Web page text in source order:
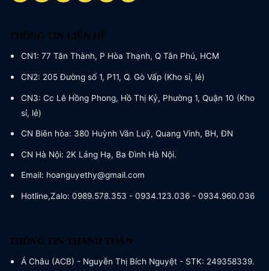
THÔNG TIN LIÊN HỆ
CN1: 77 Tân Thành, P Hòa Thạnh, Q Tân Phú, HCM
CN2: 205 Đường số 1, P11, Q. Gò Vấp (Kho sỉ, lẻ)
CN3: Cc Lê Hồng Phong, Hồ Thị Kỷ, Phường 1, Quận 10 (Kho
sỉ, lẻ)
CN Biên hòa: 380 Huỳnh Văn Luỹ, Quang Vinh, BH, ĐN
CN Hà Nội: 2K Láng Hạ, Ba Đình Hà Nội.
Email: hoanguyethy@gmail.com
Hotline,Zalo: 0989.578.353 - 0934.123.036 - 0934.960.036
THÔNG TIN THANH TOÁN
Á Châu (ACB) - Nguyễn Thị Bích Nguyệt - STK: 249358339.